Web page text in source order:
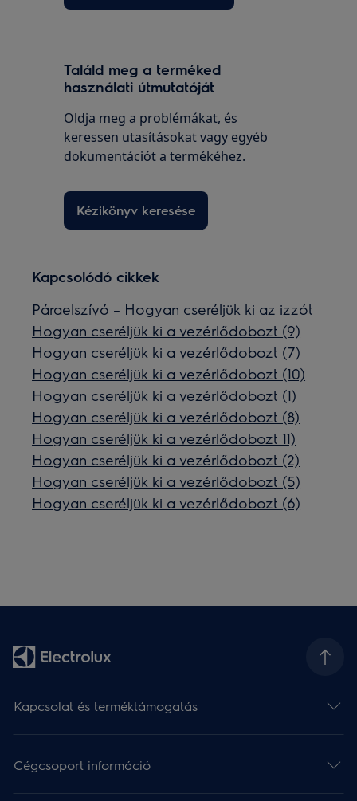
Találd meg a terméked
használati útmutatóját
Oldja meg a problémákat, és
keressen utasításokat vagy egyéb
dokumentációt a termékéhez.
Kézikönyv keresése
Kapcsolódó cikkek
Páraelszívó – Hogyan cseréljük ki az izzót
Hogyan cseréljük ki a vezérlődobozt (9)
Hogyan cseréljük ki a vezérlődobozt (7)
Hogyan cseréljük ki a vezérlődobozt (10)
Hogyan cseréljük ki a vezérlődobozt (1)
Hogyan cseréljük ki a vezérlődobozt (8)
Hogyan cseréljük ki a vezérlődobozt 11)
Hogyan cseréljük ki a vezérlődobozt (2)
Hogyan cseréljük ki a vezérlődobozt (5)
Hogyan cseréljük ki a vezérlődobozt (6)
Kapcsolat és terméktámogatás
Cégcsoport információ